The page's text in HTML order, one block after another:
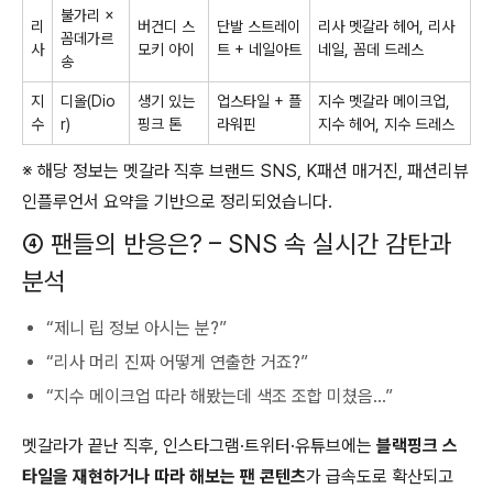
리
사
불가리 ×
꼼데가르
송
버건디 스
모키 아이
단발 스트레이
트 + 네일아트
리사 멧갈라 헤어, 리사
네일, 꼼데 드레스
지
수
디올(Dio
r)
생기 있는
핑크 톤
업스타일 + 플
라워핀
지수 멧갈라 메이크업,
지수 헤어, 지수 드레스
※ 해당 정보는 멧갈라 직후 브랜드 SNS, K패션 매거진, 패션리뷰
인플루언서 요약을 기반으로 정리되었습니다.
④ 팬들의 반응은? – SNS 속 실시간 감탄과
분석
“제니 립 정보 아시는 분?”
“리사 머리 진짜 어떻게 연출한 거죠?”
“지수 메이크업 따라 해봤는데 색조 조합 미쳤음…”
멧갈라가 끝난 직후, 인스타그램·트위터·유튜브에는 블랙핑크 스
타일을 재현하거나 따라 해보는 팬 콘텐츠가 급속도로 확산되고